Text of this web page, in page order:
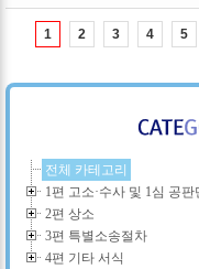
1 2 3 4 5
전체 카테고리
1편 고소·수사 및 1심 공판
2편 상소
3편 특별소송절차
4편 기타 서식